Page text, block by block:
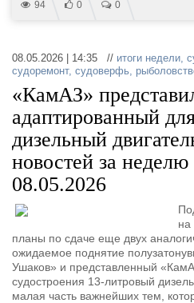
94 0 0
08.05.2026 | 14:35 // итоги недели,
судоремонт, судоверфь,
«КамАЗ»
адаптированный
дизельный
новостей за
08.05.2026
на
планы по сдаче еще двух
ожидаемое поднятие
Ушаков» и представленный
судостроения 13-литровый
малая часть важнейших тем,